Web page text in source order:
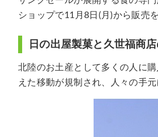
ショップで11⽉8⽇(⽉)から販売
日の出屋製菓と久世福商
北陸のお土産として多くの人に
えた移動が規制され、人々の手